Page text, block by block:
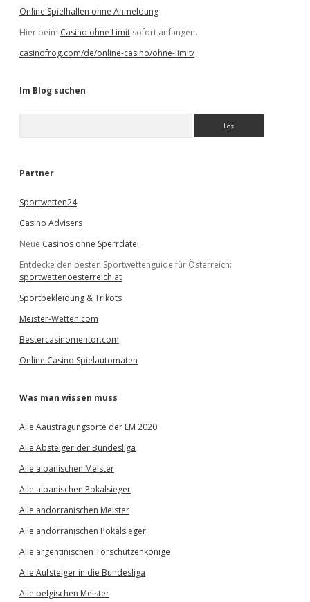
Online Spielhallen ohne Anmeldung
Hier beim Casino ohne Limit sofort anfangen.
casinofrog.com/de/online-casino/ohne-limit/
Im Blog suchen
e
Partner
Sportwetten24
Casino Advisers
Neue Casinos ohne Sperrdatei
Entdecke den besten Sportwettenguide für Österreich:
sportwettenoesterreich.at
Sportbekleidung & Trikots
Meister-Wetten.com
Bestercasinomentor.com
Online Casino Spielautomaten
Was man wissen muss
Alle Aaustragungsorte der EM 2020
Alle Absteiger der Bundesliga
Alle albanischen Meister
Alle albanischen Pokalsieger
Alle andorranischen Meister
Alle andorranischen Pokalsieger
Alle argentinischen Torschützenkönige
Alle Aufsteiger in die Bundesliga
Alle belgischen Meister